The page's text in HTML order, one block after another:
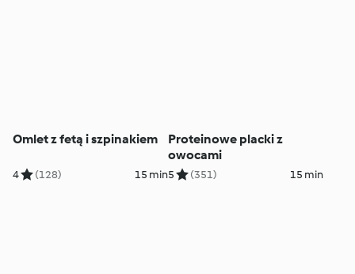
Omlet z fetą i szpinakiem
4 (128) 15 min
Proteinowe placki z
owocami
5 (351) 15 min